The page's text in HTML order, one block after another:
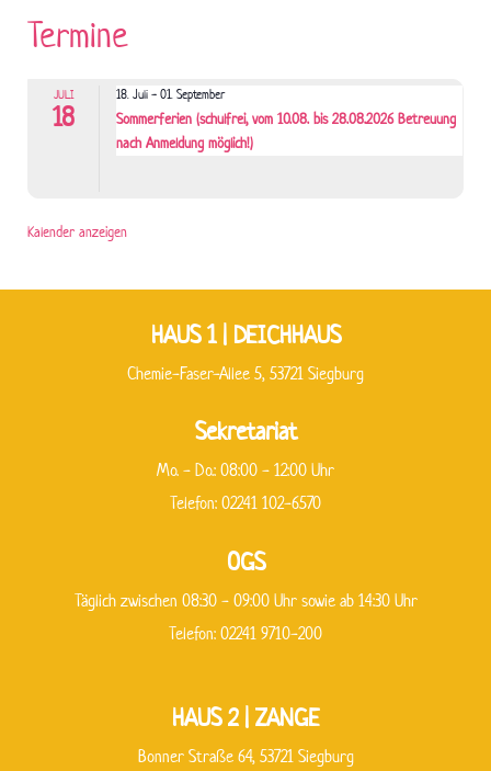
Termine
JULI
18
18. Juli -01. September
Sommerferien (schulfrei, vom 10.08. bis 28.08.2026 Betreuung
nach Anmeldung möglich!)
Kalender anzeigen
HAUS 1 | DEICHHAUS
Chemie-Faser-Allee 5, 53721 Siegburg
Sekretariat
Mo. - Do.: 08:00 - 12:00 Uhr
Telefon: 02241 102-6570
OGS
Täglich zwischen 08:30 - 09:00 Uhr sowie ab 14:30 Uhr
Telefon: 02241 9710-200
HAUS 2 | ZANGE
Bonner Straße 64, 53721 Siegburg